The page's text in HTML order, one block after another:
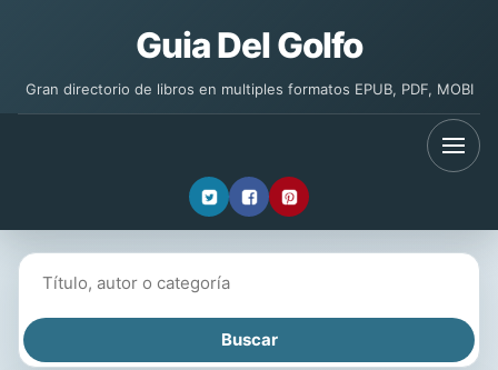
Guia Del Golfo
Gran directorio de libros en multiples formatos EPUB, PDF, MOBI